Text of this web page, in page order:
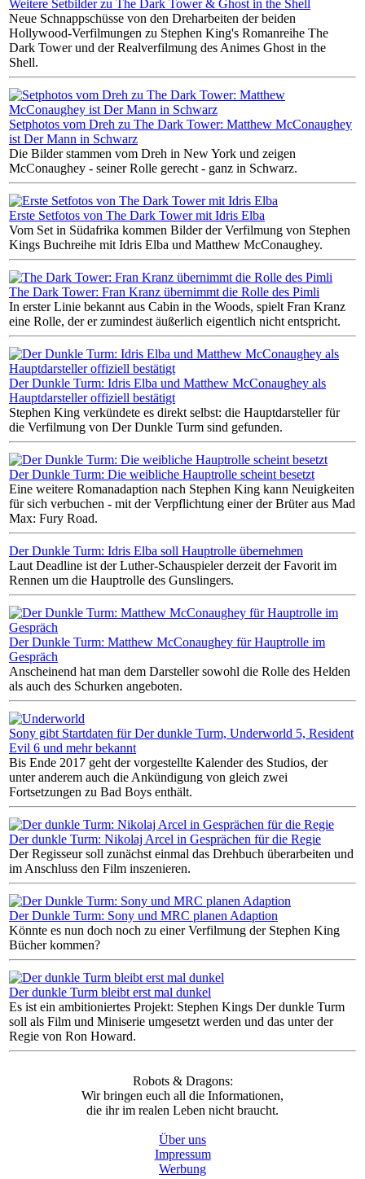
Weitere Setbilder zu The Dark Tower & Ghost in the Shell
Neue Schnappschüsse von den Dreharbeiten der beiden
Hollywood-Verfilmungen zu Stephen King's Romanreihe The
Dark Tower und der Realverfilmung des Animes Ghost in the
Shell.
Setphotos vom Dreh zu The Dark Tower: Matthew McConaughey
ist Der Mann in Schwarz
Die Bilder stammen vom Dreh in New York und zeigen
McConaughey - seiner Rolle gerecht - ganz in Schwarz.
Erste Setfotos von The Dark Tower mit Idris Elba
Vom Set in Südafrika kommen Bilder der Verfilmung von Stephen
Kings Buchreihe mit Idris Elba und Matthew McConaughey.
The Dark Tower: Fran Kranz übernimmt die Rolle des Pimli
In erster Linie bekannt aus Cabin in the Woods, spielt Fran Kranz
eine Rolle, der er zumindest äußerlich eigentlich nicht entspricht.
Der Dunkle Turm: Idris Elba und Matthew McConaughey als
Hauptdarsteller offiziell bestätigt
Stephen King verkündete es direkt selbst: die Hauptdarsteller für
die Verfilmung von Der Dunkle Turm sind gefunden.
Der Dunkle Turm: Die weibliche Hauptrolle scheint besetzt
Eine weitere Romanadaption nach Stephen King kann Neuigkeiten
für sich verbuchen - mit der Verpflichtung einer der Brüter aus Mad
Max: Fury Road.
Der Dunkle Turm: Idris Elba soll Hauptrolle übernehmen
Laut Deadline ist der Luther-Schauspieler derzeit der Favorit im
Rennen um die Hauptrolle des Gunslingers.
Der Dunkle Turm: Matthew McConaughey für Hauptrolle im
Gespräch
Anscheinend hat man dem Darsteller sowohl die Rolle des Helden
als auch des Schurken angeboten.
Sony gibt Startdaten für Der dunkle Turm, Underworld 5, Resident
Evil 6 und mehr bekannt
Bis Ende 2017 geht der vorgestellte Kalender des Studios, der
unter anderem auch die Ankündigung von gleich zwei
Fortsetzungen zu Bad Boys enthält.
Der dunkle Turm: Nikolaj Arcel in Gesprächen für die Regie
Der Regisseur soll zunächst einmal das Drehbuch überarbeiten und
im Anschluss den Film inszenieren.
Der Dunkle Turm: Sony und MRC planen Adaption
Könnte es nun doch noch zu einer Verfilmung der Stephen King
Bücher kommen?
Der dunkle Turm bleibt erst mal dunkel
Es ist ein ambitioniertes Projekt: Stephen Kings Der dunkle Turm
soll als Film und Miniserie umgesetzt werden und das unter der
Regie von Ron Howard.
Robots & Dragons:
Wir bringen euch all die Informationen,
die ihr im realen Leben nicht braucht.
Über uns
Impressum
Werbung